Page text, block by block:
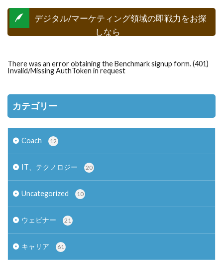
デジタル/マーケティング領域の即戦力をお探
しなら
There was an error obtaining the Benchmark signup form. (401)
Invalid/Missing AuthToken in request
カテゴリー
Coach 12
IT、テクノロジー 20
Uncategorized 10
ウェビナー 21
キャリア 61